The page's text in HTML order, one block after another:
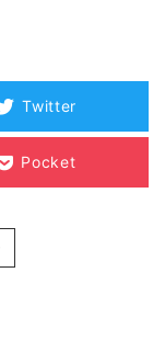
Twitter
Pocket